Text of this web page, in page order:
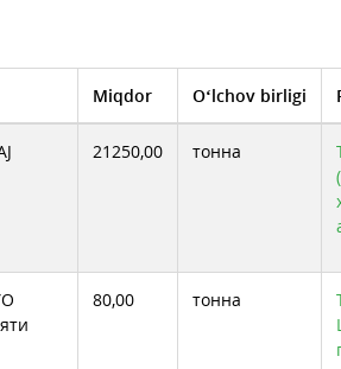
Miqdor O‘lchov birligi
21250,00 тонна
80,00 тонна